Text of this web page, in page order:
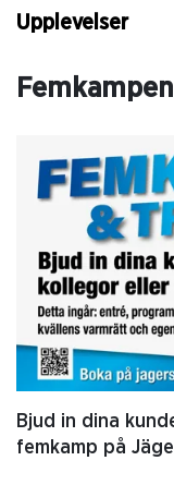
Upplevelser
Femkampen
Bjud in dina
femkamp på